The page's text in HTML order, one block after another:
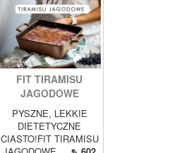
FIT TIRAMISU
JAGODOWE
PYSZNE, LEKKIE
DIETETYCZNE
CIASTO!FIT TIRAMISU